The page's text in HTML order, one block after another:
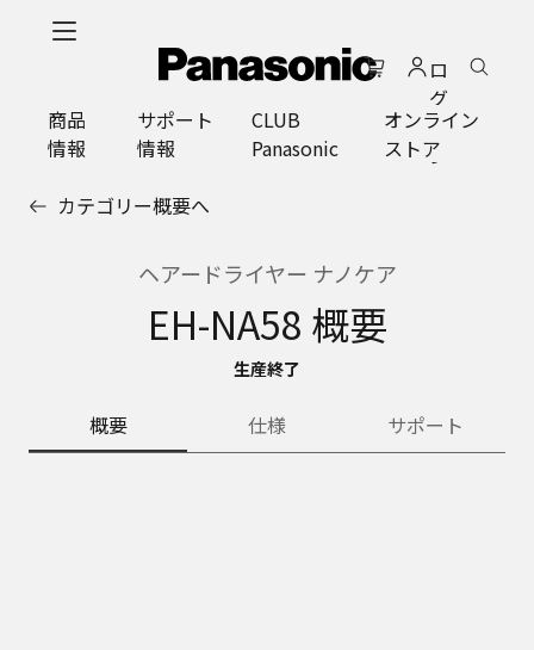
ロ
グ
イ
ン
商品
情報
サポート
情報
CLUB
Panasonic
オンライン
ストア
カテゴリー概要へ
ヘアードライヤー ナノケア
EH-NA58 概要
生産終了
概要 仕様 サポート